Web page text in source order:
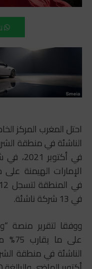
احتل المغرب المركز
في
الإمارات الهيمنة
في 13 شركة ناشئة.
ووفقا لتقرير منصة
على
الناشئة في منطقة